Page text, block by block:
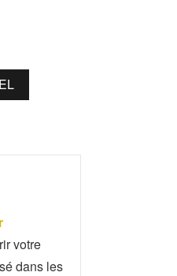
votre
dans les